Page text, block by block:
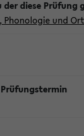
Phonologie und